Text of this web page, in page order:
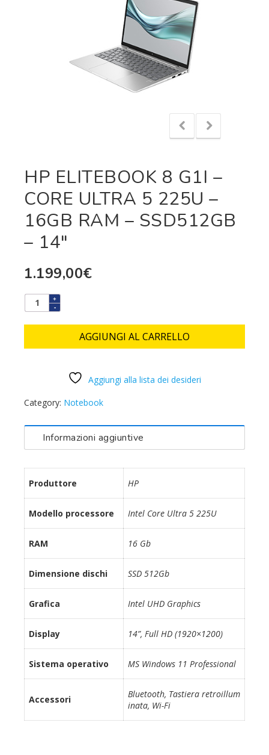
HP ELITEBOOK 8 G1I –
CORE ULTRA 5 225U –
16GB RAM – SSD512GB
– 14″
1.199,00€
AGGIUNGI AL CARRELLO
Aggiungi alla lista dei desideri
Category: Notebook
Informazioni aggiuntive
Produttore HP
Modello processore Intel Core Ultra 5 225U
RAM 16 Gb
Dimensione dischi SSD 512Gb
Grafica Intel UHD Graphics
Display 14”, Full HD (1920×1200)
Sistema operativo MS Windows 11 Professional
Accessori
Bluetooth, Tastiera retroillum
inata, Wi-Fi